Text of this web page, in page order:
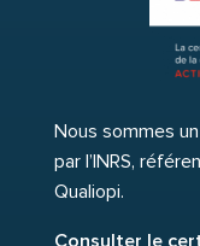
Nous sommes
par l’INRS,
Qualiopi.